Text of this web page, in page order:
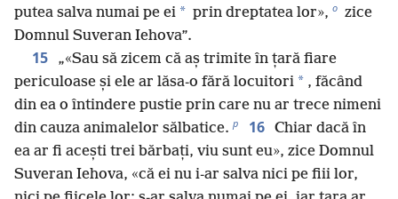
putea salva numai pe ei * prin dreptatea lor», o zice
Domnul Suveran Iehova”.
15
„«Sau să zicem că aș trimite în țară fiare
periculoase și ele ar lăsa-o fără locuitori * , făcând
din ea o întindere pustie prin care nu ar trece nimeni
din cauza animalelor sălbatice. p 16 Chiar dacă în
ea ar fi acești trei bărbați, viu sunt eu», zice Domnul
Suveran Iehova, «că ei nu i-ar salva nici pe fiii lor,